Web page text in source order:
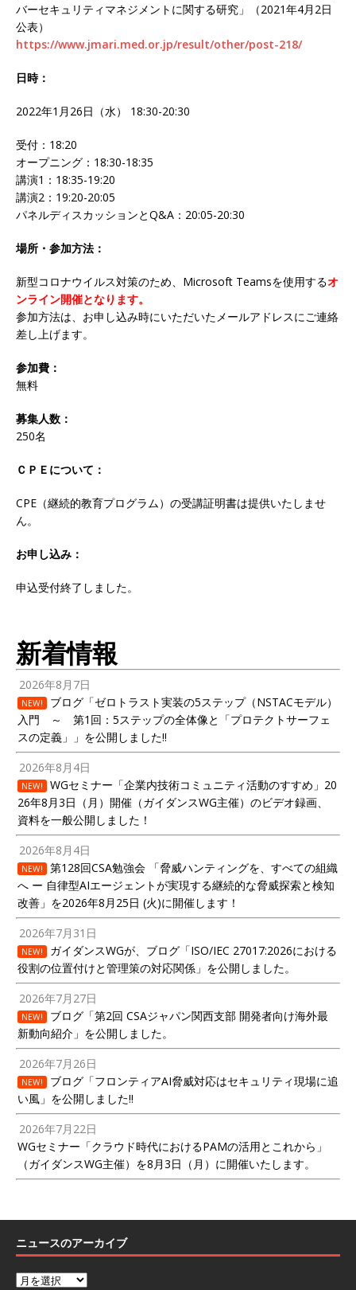
バーセキュリティマネジメントに関する研究」（2021年4月2日
公表）
https://www.jmari.med.or.jp/result/other/post-218/
日時：
2022年1月26日（水） 18:30-20:30
受付：18:20
オープニング：18:30-18:35
講演1：18:35-19:20
講演2：19:20-20:05
パネルディスカッションとQ&A：20:05-20:30
場所・参加方法：
新型コロナウイルス対策のため、Microsoft Teamsを使用するオ
ンライン開催となります。
参加方法は、お申し込み時にいただいたメールアドレスにご連絡
差し上げます。
参加費：
無料
募集人数：
250名
ＣＰＥについて：
CPE（継続的教育プログラム）の受講証明書は提供いたしませ
ん。
お申し込み：
申込受付終了しました。
新着情報
2026年8月7日
NEW!
ブログ「ゼロトラスト実装の5ステップ（NSTACモデル）
入門 ～ 第1回：5ステップの全体像と「プロテクトサーフェ
スの定義」」を公開しました!!
2026年8月4日
NEW!
WGセミナー「企業内技術コミュニティ活動のすすめ」20
26年8月3日（月）開催（ガイダンスWG主催）のビデオ録画、
資料を一般公開しました！
2026年8月4日
NEW!
第128回CSA勉強会 「脅威ハンティングを、すべての組織
へ ー 自律型AIエージェントが実現する継続的な脅威探索と検知
改善」を2026年8月25日 (火)に開催します！
2026年7月31日
NEW!
ガイダンスWGが、ブログ「ISO/IEC 27017:2026における
役割の位置付けと管理策の対応関係」を公開しました。
2026年7月27日
NEW!
ブログ「第2回 CSAジャパン関西支部 開発者向け海外最
新動向紹介」を公開しました。
2026年7月26日
NEW!
ブログ「フロンティアAI脅威対応はセキュリティ現場に追
い風」を公開しました!!
2026年7月22日
WGセミナー「クラウド時代におけるPAMの活用とこれから」
（ガイダンスWG主催）を8月3日（月）に開催いたします。
ニュースのアーカイブ